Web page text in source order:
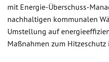
mit Energie-Überschuss-
nachhaltigen kommunalen
Umstellung auf
Maßnahmen zum